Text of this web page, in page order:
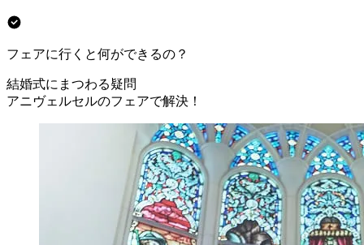
フェアに行くと何ができるの？
結婚式にまつわる疑問
アニヴェルセルのフェアで解決！